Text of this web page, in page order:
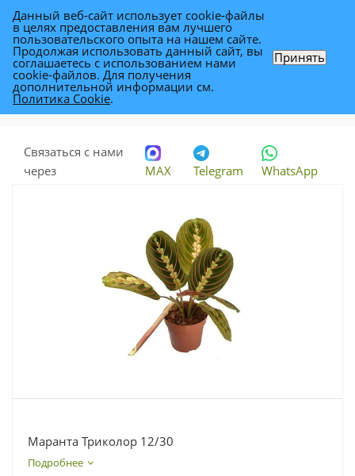
Маранта Триколор 12/30
Каталог - Растения -
Связаться с нами
через
MAX Telegram WhatsApp
Маранта Триколор 12/30
Подробнее
Данный веб-сайт использует cookie-файлы
в целях предоставления вам лучшего
пользовательского опыта на нашем сайте.
Продолжая использовать данный сайт, вы
соглашаетесь с использованием нами
cookie-файлов. Для получения
дополнительной информации см.
Политика Cookie.
Принять